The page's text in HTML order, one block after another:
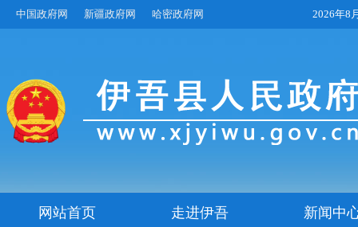
中国政府网 新疆政府网 哈密政府网 2026年8
网站首页 走进伊吾 新闻中